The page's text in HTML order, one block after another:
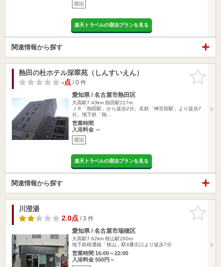
宿泊
楽天トラベルの宿泊プランを見る
関連情報から探す
お気に入
りに追加
熱田の杜ホテル深翠苑（しんすいえん）
-点/ 0 件
愛知県 / 名古屋市熱田区
大高駅7.43km 熱田駅217m
ＪＲ「熱田駅」から徒歩2分。名鉄「神宮前駅」より徒歩7
分。地下鉄「熱…
営業時間
入浴料金 ～
宿泊
楽天トラベルの宿泊プランを見る
関連情報から探す
お気に入
りに追加
川澄湯
2.0点/ 3 件
愛知県 / 名古屋市瑞穂区
大高駅7.62km 桜山駅260m
地下鉄桜通線「桜山」駅4番出口より徒歩7分
営業時間 16:00～22:00
入浴料金 550円～